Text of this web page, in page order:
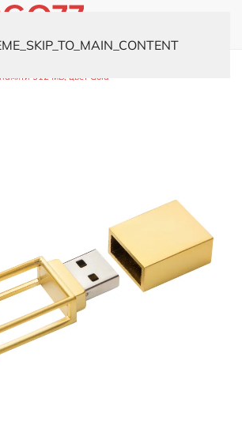
512 MB, цвет Gold